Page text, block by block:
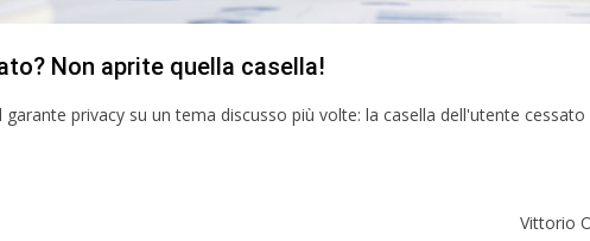
Non aprite quella casella!
garante privacy su un tema discusso più volte: la casella dell'utente cessato
Vittorio